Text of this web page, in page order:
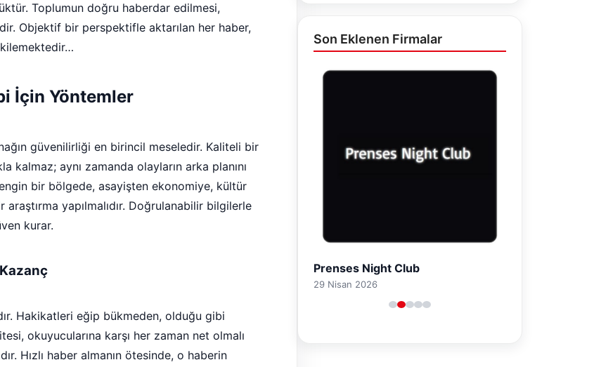
Toplumun doğru haberdar edilmesi,
Objektif bir perspektifle aktarılan her haber,
İçin Yöntemler
güvenilirliği en birincil meseledir. Kaliteli bir
kalmaz; aynı zamanda olayların arka planını
bir bölgede, asayişten ekonomiye, kültür
yapılmalıdır. Doğrulanabilir bilgilerle
kurar.
Hakikatleri eğip bükmeden, olduğu gibi
okuyucularına karşı her zaman net olmalı
Hızlı haber almanın ötesinde, o haberin
Son Eklenen Firmalar
Prenses Night Club
29 Nisan 2026